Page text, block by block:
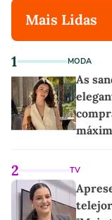
Mais Lidas
1 MODA
As
2 TV